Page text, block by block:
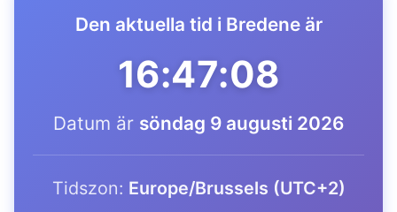
Den aktuella tid i Bredene är
16:47:08
Datum är söndag 9 augusti 2026
Tidszon: Europe/Brussels (UTC+2)